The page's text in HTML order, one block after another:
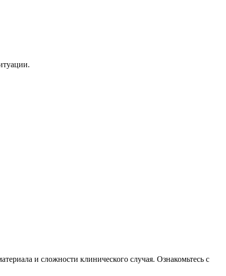
и сложности клинического случая. Ознакомьтесь с